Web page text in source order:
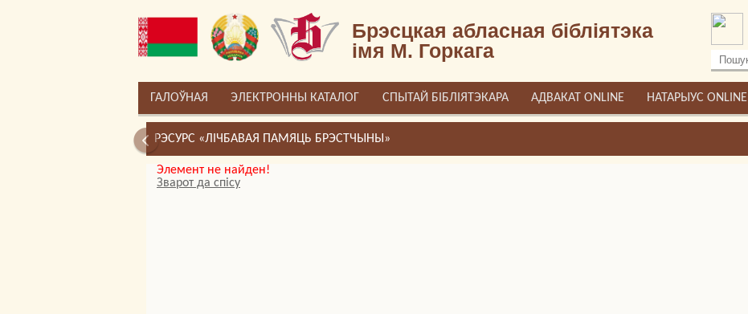
Брэсцкая абласная бібліятэка
імя М. Горкага
ГАЛОЎНАЯ ЭЛЕКТРОННЫ КАТАЛОГ СПЫТАЙ БІБЛІЯТЭКАРА АДВАКАТ ONLINE НАТАРЫУС ONLINE
РЭСУРС «ЛІЧБАВАЯ ПАМЯЦЬ БРЭСТЧЫНЫ»
Элемент не найден!
Зварот да спісу